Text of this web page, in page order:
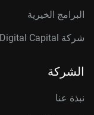
البرامج الخيرية
شركة Western Digital Capital
الشركة
نبذة عنا